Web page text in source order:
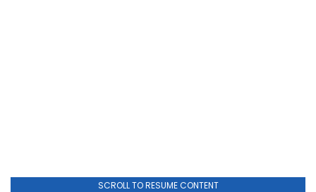
SCROLL TO RESUME CONTENT